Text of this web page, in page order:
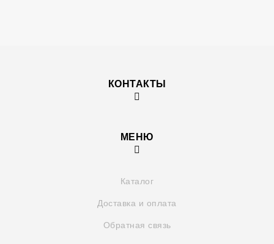
КОНТАКТЫ
МЕНЮ
Каталог
Доставка и оплата
Обратная связь